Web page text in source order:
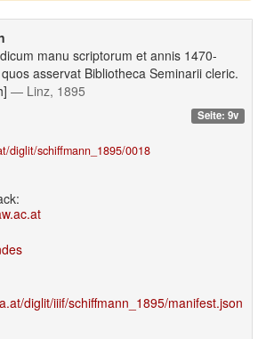
manu scriptorum et annis 1470-
asservat Bibliotheca Seminarii cleric.
— Linz, 1895
Seite: 9v
diglit/schiffmann_1895/0018
diglit/iiif/schiffmann_1895/manifest.json